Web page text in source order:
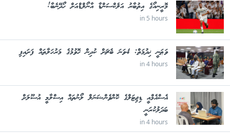
މޮރީނިއޯގެ އިތުބާރު އަލެކްސަންޑާ އާނޯލްޑްއަށް ހޯދޭނެބާ!
in 5 hours
ވަޠަނީ ޚިދުމަތް: 4ވަނަ ބެޗަށް ކުދިން ހޮވުމުގެ މަރުހަލާތައް ފަށައިފި
in 4 hours
އެސްއެމްއީ ޑިޖިޓަލްގެ ކޮންވެންޝަނަލް ލޯނުތައް އިސްލާމީ އުސޫލަށް
ބަދަލުކުރަނީ
in 4 hours